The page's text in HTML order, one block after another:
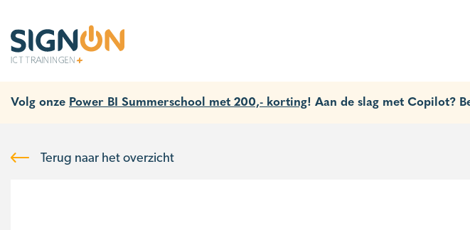
Volg onze Power BI Summerschool met 200,- korting! Aan de slag met Copilot?
Terug naar het overzicht